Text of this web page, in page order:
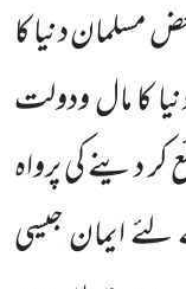
مسلمان دنیا کا
کا مال ودولت
دینے کی پرواہ
ایمان جیسی